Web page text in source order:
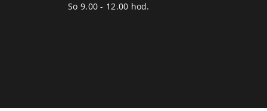
So 9.00 - 12.00 hod.